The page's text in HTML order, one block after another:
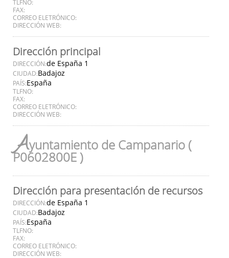
TLFNO:
FAX:
CORREO ELETRÓNICO:
DIRECCIÓN WEB:
Dirección principal
DIRECCIÓN:de España 1
CIUDAD:Badajoz
PAÍS:España
TLFNO:
FAX:
CORREO ELETRÓNICO:
DIRECCIÓN WEB:
Ayuntamiento de Campanario (
P0602800E )
Dirección para presentación de recursos
DIRECCIÓN:de España 1
CIUDAD:Badajoz
PAÍS:España
TLFNO:
FAX:
CORREO ELETRÓNICO:
DIRECCIÓN WEB: